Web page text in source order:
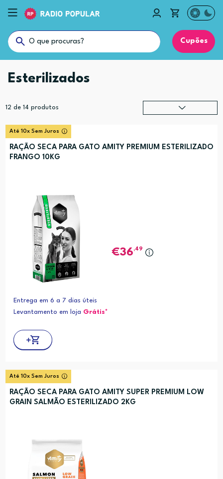
Cupões
Esterilizados
12 de 14 produtos
Até 10x Sem Juros
RAÇÃO SECA PARA GATO AMITY PREMIUM ESTERILIZADO
FRANGO 10KG
36,49
Entrega em 6 a 7 dias úteis
Levantamento em loja Grátis*
Até 10x Sem Juros
RAÇÃO SECA PARA GATO AMITY SUPER PREMIUM LOW
GRAIN SALMÃO ESTERILIZADO 2KG